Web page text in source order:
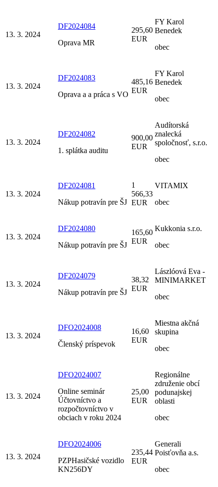
13. 3. 2024
DF2024084
Oprava MR
295,60
EUR
FY Karol
Benedek
obec
13. 3. 2024
DF2024083
Oprava a a práca s VO
485,16
EUR
FY Karol
Benedek
obec
13. 3. 2024
DF2024082
1. splátka auditu
900,00
EUR
Audítorská
znalecká
spoločnosť, s.r.o.
obec
13. 3. 2024
DF2024081
Nákup potravín pre ŠJ
1
566,33
EUR
VITAMIX
obec
13. 3. 2024
DF2024080
Nákup potravín pre ŠJ
165,60
EUR
Kukkonia s.r.o.
obec
13. 3. 2024
DF2024079
Nákup potravín pre ŠJ
38,32
EUR
Lászlóová Eva -
MINIMARKET
obec
13. 3. 2024
DFO2024008
Členský príspevok
16,60
EUR
Miestna akčná
skupina
obec
13. 3. 2024
DFO2024007
Online seminár
Účtovníctvo a
rozpočtovníctvo v
obciach v roku 2024
25,00
EUR
Regionálne
združenie obcí
podunajskej
oblasti
obec
13. 3. 2024
DFO2024006
PZPHasičské vozidlo
KN256DY
235,44
EUR
Generali
Poisťovňa a.s.
obec